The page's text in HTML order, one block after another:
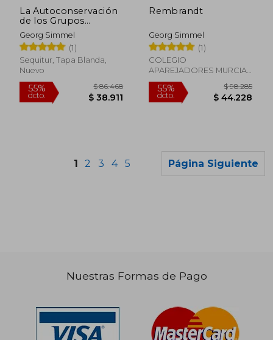
$ 42.937
$ 65.844
La Autoconservación
de los Grupos
Sociales
Georg Simmel
(1)
Sequitur, Tapa Blanda,
Nuevo
Rembrandt
Georg Simmel
(1)
COLEGIO
APAREJADORES MURCIA,
Tapa Blanda, Nuevo
1 2 3 4 5 Página Siguiente
Nuestras Formas de Pago